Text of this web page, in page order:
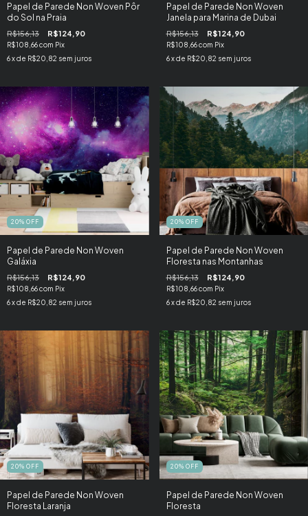
Papel de Parede Non Woven Pôr
do Sol na Praia
R$156,13 R$124,90
R$108,66com Pix
6x de R$20,82 sem juros
Papel de Parede Non Woven
Janela para Marina de Dubai
R$156,13 R$124,90
R$108,66com Pix
6 x de R$20,82 sem juros
20% OFF
Papel de Parede Non Woven
Galáxia
R$156,13 R$124,90
R$108,66com Pix
6x de R$20,82 sem juros
20% OFF
Papel de Parede Non Woven
Floresta nas Montanhas
R$156,13 R$124,90
R$108,66com Pix
6 x de R$20,82 sem juros
20% OFF
Papel de Parede Non Woven
Floresta Laranja
20% OFF
Papel de Parede Non Woven
Floresta